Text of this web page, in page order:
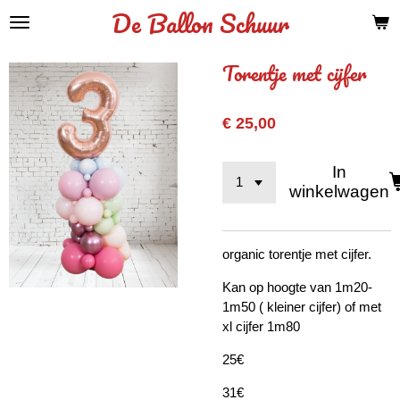
Ga
de
hoofdinhoud
De Ballon Schuur
Torentje met cijfer
€ 25,00
In
winkelwagen
organic torentje met cijfer.
Kan op hoogte van 1m20-
1m50 ( kleiner cijfer) of met
xl cijfer 1m80
25€
31€